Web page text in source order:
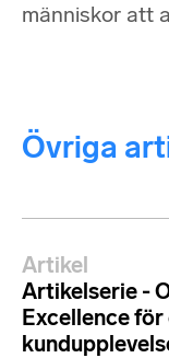
människor att
Övriga
Artikel
Artikelserie -
Excellence